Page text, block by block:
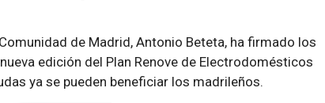
de Madrid, Antonio Beteta, ha firmado los
edición del Plan Renove de Electrodomésticos
ya se pueden beneficiar los madrileños.